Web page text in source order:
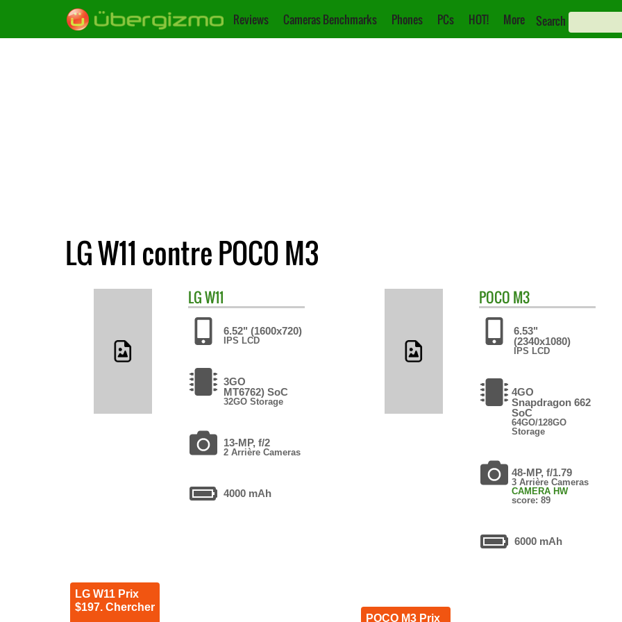
Reviews Cameras Benchmarks Phones PCs HOT! More Search
LG W11 contre POCO M3
LGW11
6.52" (1600x720)
IPS LCD
3GO
MT6762) SoC
32GO Storage
13-MP, f/2
2 Arrière Cameras
4000 mAh
LG W11 Prix
$197. Chercher
POCO M3
6.53"
(2340x1080)
IPS LCD
4GO
Snapdragon 662
SoC
64GO/128GO
Storage
48-MP, f/1.79
3 Arrière Cameras
CAMERA HW
score: 89
6000 mAh
POCO M3 Prix